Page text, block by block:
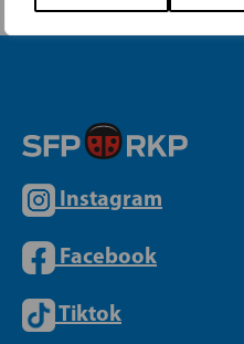
Instagram
Facebook
Tiktok